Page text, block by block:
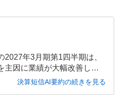
年3月期第1四半期は、
主因に業績が大幅改善しま
比4.6%増の約20億円、営業
決算短信AI要約の続きを見る